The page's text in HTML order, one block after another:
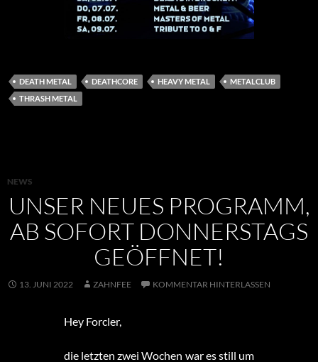
DEATH METAL DEATHCORE HEAVY METAL
METALCLUB
THRASH METAL
NEWS
UNSER NEUES PROGRAMM,
AB SOFORT DONNERSTAGS
GEÖFFNET!
13. JUNI 2022 ZAHNFEE KOMMENTAR HINTERLASSEN
Hey Forcler,
die letzten zwei Wochen war es still um